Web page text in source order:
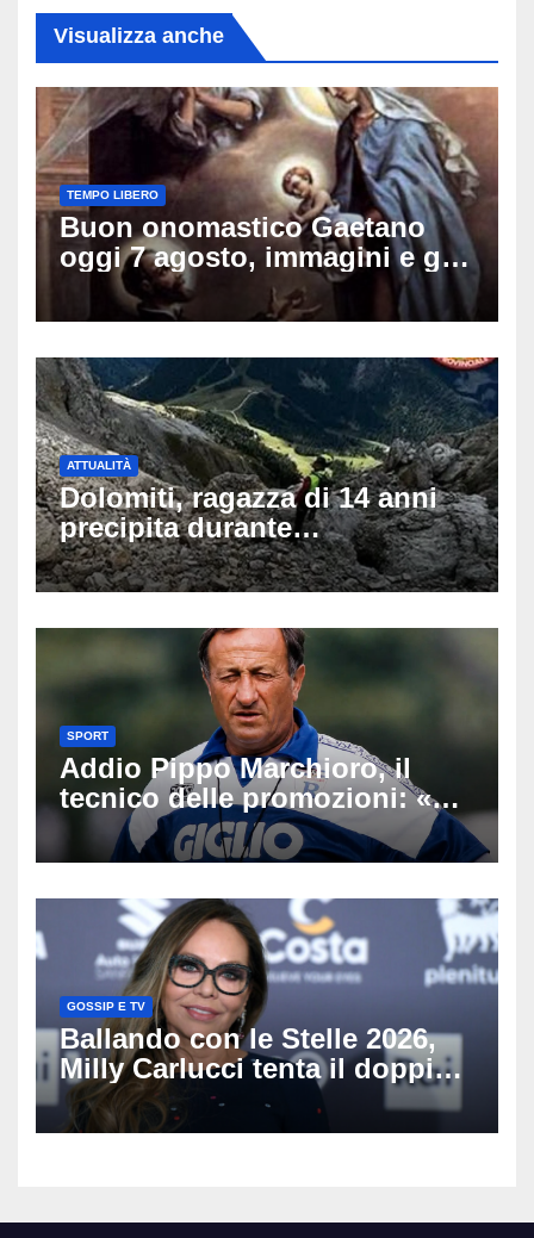
Visualizza anche
TEMPO LIBERO
Buon onomastico Gaetano
oggi 7 agosto, immagini e gif
di auguri da condividere sui
social
ATTUALITÀ
Dolomiti, ragazza di 14 anni
precipita durante
un’escursione: tragedia sul
Latemar davanti alla famiglia
SPORT
Addio Pippo Marchioro, il
tecnico delle promozioni: «Ha
scritto pagine indimenticabili
del nostro calcio»
GOSSIP E TV
Ballando con le Stelle 2026,
Milly Carlucci tenta il doppio
colpo: tra i papabili Ornella
Muti e Monica Guerritore